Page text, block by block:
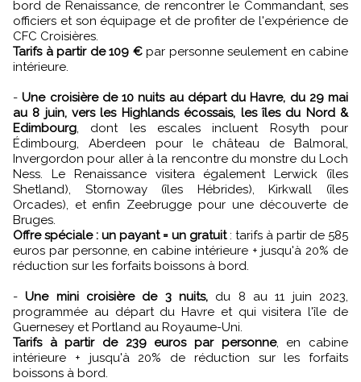
bord de Renaissance, de rencontrer le Commandant, ses
officiers et son équipage et de profiter de l'expérience de
CFC Croisières.
Tarifs à partir de 109 €par personne seulement en cabine
intérieure.
-Une croisière de 10 nuits au départ du Havre, du 29 mai
au 8 juin, vers les Highlands écossais, les îles du Nord &
Edimbourg, dont les escales incluent Rosyth pour
Édimbourg, Aberdeen pour le château de Balmoral,
Invergordon pour aller à la rencontre du monstre du Loch
Ness. Le Renaissance visitera également Lerwick (îles
Shetland), Stornoway (îles Hébrides), Kirkwall (îles
Orcades), et enfin Zeebrugge pour une découverte de
Bruges.
Offre spéciale : un payant = un gratuit: tarifs à partir de 585
euros par personne, en cabine intérieure + jusqu'à 20% de
réduction sur les forfaits boissons à bord.
-Une mini croisière de 3 nuits, du 8 au 11 juin 2023,
programmée au départ du Havre et qui visitera l'île de
Guernesey et Portland au Royaume-Uni.
Tarifs à partir de 239 euros par personne, en cabine
intérieure + jusqu'à 20% de réduction sur les forfaits
boissons à bord.